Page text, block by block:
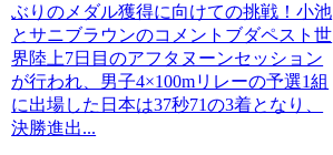
ぶりのメダル獲得に向けての挑戦！小池
とサニブラウンのコメントブダペスト世
界陸上7日目のアフタヌーンセッション
が行われ、男子4×100mリレーの予選1組
に出場した日本は37秒71の3着となり、
決勝進出...